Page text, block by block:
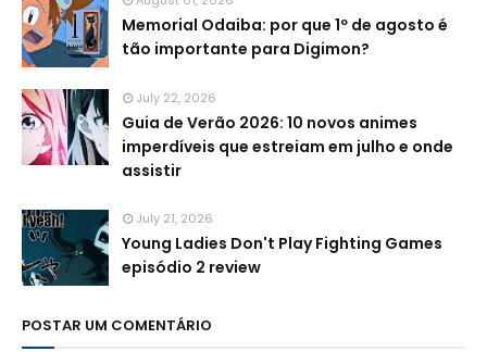
Memorial Odaiba: por que 1º de agosto é
tão importante para Digimon?
July 22, 2026
Guia de Verão 2026: 10 novos animes
imperdíveis que estreiam em julho e onde
assistir
July 21, 2026
Young Ladies Don't Play Fighting Games
episódio 2 review
POSTAR UM COMENTÁRIO